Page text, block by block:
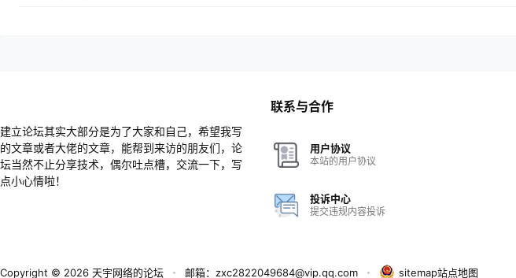
其他
来点涩图！
2023-07-27 09:06:41
建立论坛其实大部分是为了大家和自己，希望我写
的文章或者大佬的文章，能帮到来访的朋友们，论
坛当然不止分享技术，偶尔吐点槽，交流一下，写
点小心情啦！
联系与合作
用户协议
本站的用户协议
投诉中心
提交违规内容投诉
Copyright © 2026 天宇网络的论坛 ・ 邮箱：zxc2822049684@vip.qq.com ・ sitemap站点地图